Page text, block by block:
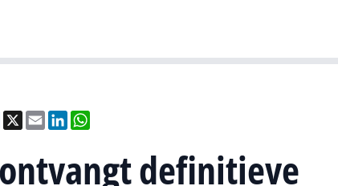
Facebook
X EmailLinkedIn
definitieve